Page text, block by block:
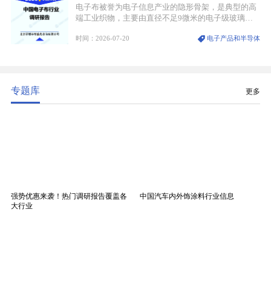
电子布被誉为电子信息产业的隐形骨架，是典型的高
端工业织物，主要由直径不足9微米的电子级玻璃纤
生产制造过程中不可或缺的核心基材。电子布具备高
时间：2026-07-20 电子产品和半导体
专题库 更多
强势优惠来袭！热门调研报告覆盖各
大行业
中国汽车内外饰涂料行业信息